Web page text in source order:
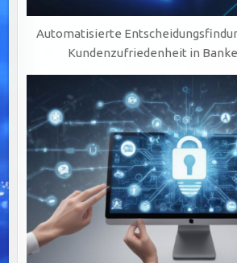
Automatisierte
Kundenzufriedenheit in